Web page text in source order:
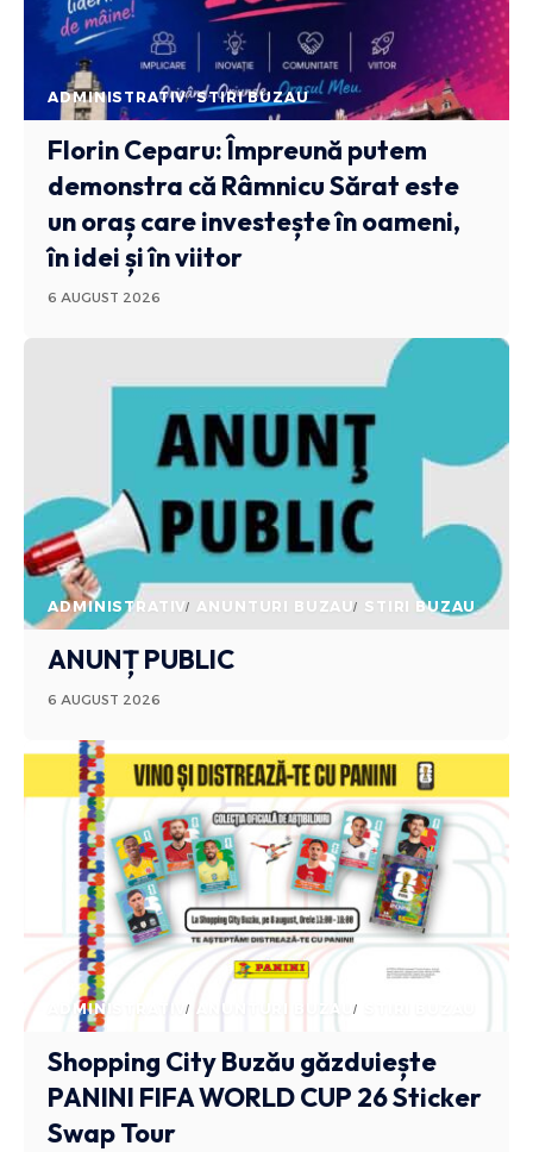
ADMINISTRATIV STIRI BUZAU
Florin Ceparu: Împreună putem
demonstra că Râmnicu Sărat este
un oraș care investește în oameni,
în idei și în viitor
6 AUGUST 2026
ADMINISTRATIV ANUNTURI BUZAU STIRI BUZAU
ANUNȚ PUBLIC
6 AUGUST 2026
ADMINISTRATIV ANUNTURI BUZAU
Shopping City Buzău găzduiește
PANINI FIFA WORLD CUP 26 Sticker
Swap Tour